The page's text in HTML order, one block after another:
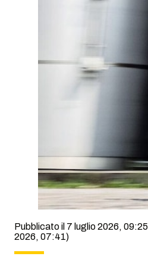
Pubblicato il 7 luglio 2026, 09:25
2026, 07:41)